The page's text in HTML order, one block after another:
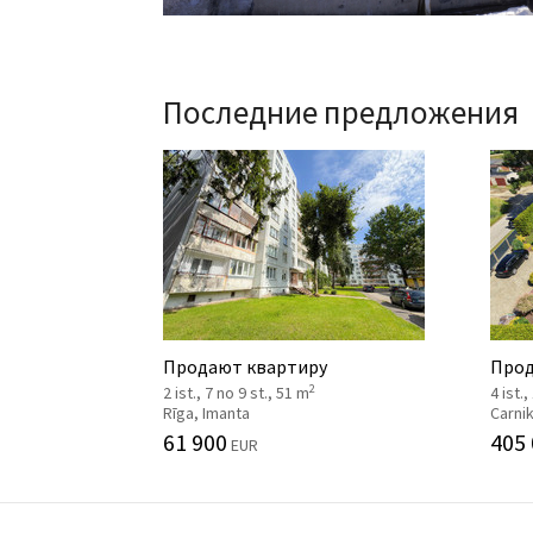
Последние предложения
Продают квартиру
2 ist., 7 no 9 st., 51 m2
Rīga, Imanta
61 900 EUR
4 ist.,
405